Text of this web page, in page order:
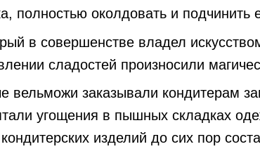
полностью околдовать и подчинить
в совершенстве владел
сладостей произносили
вельможи заказывали кондитерам
угощения в пышных складках
изделий до сих пор